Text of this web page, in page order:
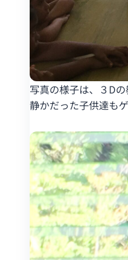
写真の様子は、３D
静かだった子供達も